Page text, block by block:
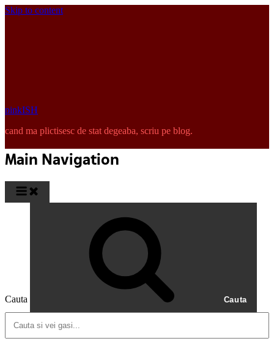
Skip to content
pinkISH
cand ma plictisesc de stat degeaba, scriu pe blog.
Main Navigation
Cauta Cauta